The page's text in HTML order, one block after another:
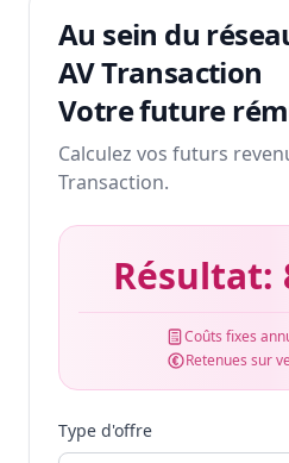
Au sein du
AV Transaction
Votre future
Calculez vos futurs
Transaction.
Résultat:
Coûts fixes
Retenues sur
Type d'offre